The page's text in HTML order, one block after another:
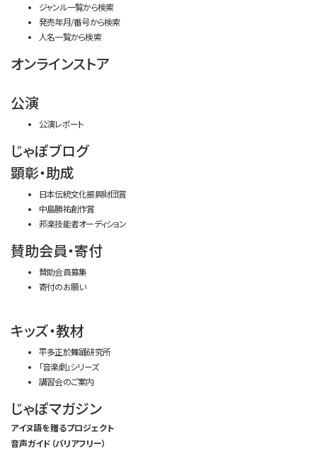
ジャンル一覧から検索
発売年月/番号から検索
人名一覧から検索
オンラインストア
公演
公演レポート
じゃぽブログ
顕彰・助成
日本伝統文化振興財団賞
中島勝祐創作賞
邦楽技能者オーディション
賛助会員・寄付
賛助会員募集
寄付のお願い
キッズ・教材
平多正於舞踊研究所
「音楽劇」シリーズ
講習会のご案内
じゃぽマガジン
アイヌ語を贈るプロジェクト
音声ガイド（バリアフリー）